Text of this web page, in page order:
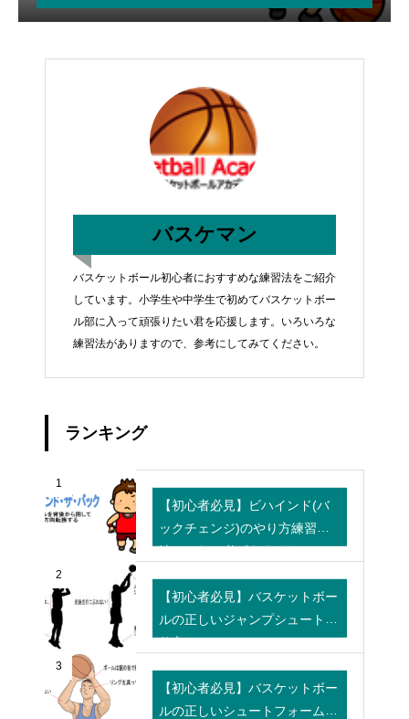
バスケマン
バスケットボール初心者におすすめな練習法をご紹介
しています。小学生や中学生で初めてバスケットボー
ル部に入って頑張りたい君を応援します。いろいろな
練習法がありますので、参考にしてみてください。
ランキング
1
【初心者必見】ビハインド(バ
ックチェンジ)のやり方練習
法！これで必ずうまくなる！
2
【初心者必見】バスケットボー
ルの正しいジャンプシュートの
仕方！
3
【初心者必見】バスケットボー
ルの正しいシュートフォームと